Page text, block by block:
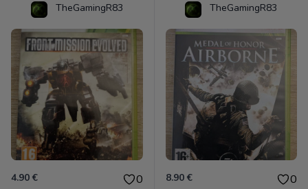
TheGamingR83
4.90 € 0
TheGamingR83
8.90 € 0